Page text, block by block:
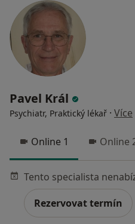
Pavel Král
Psychiatr, Praktický lékař · Více
Online 1 Online
Rezervovat termín